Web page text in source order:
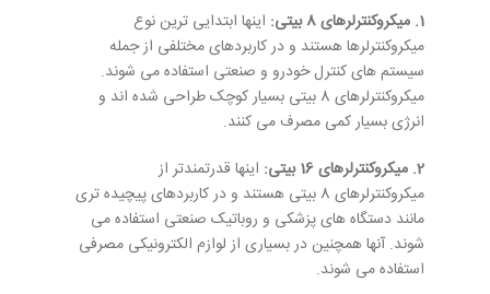
1. میکروکنترلرهای 8 بیتی:
اینها ابتدایی ترین نوع
میکروکنترلرها هستند و در کاربردهای مختلفی از جمله
سیستم های کنترل خودرو و صنعتی استفاده می شوند.
میکروکنترلرهای 8 بیتی بسیار کوچک طراحی شده اند و
انرژی بسیار کمی مصرف می کنند.
2. میکروکنترلرهای 16 بیتی:
اینها قدرتمندتر از
میکروکنترلرهای 8 بیتی هستند و در کاربردهای پیچیده تری
مانند دستگاه های پزشکی و روباتیک صنعتی استفاده می
شوند. آنها همچنین در بسیاری از لوازم الکترونیکی مصرفی
استفاده می شوند.